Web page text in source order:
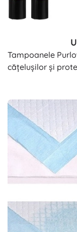
Tampoanele
cățelușilor și